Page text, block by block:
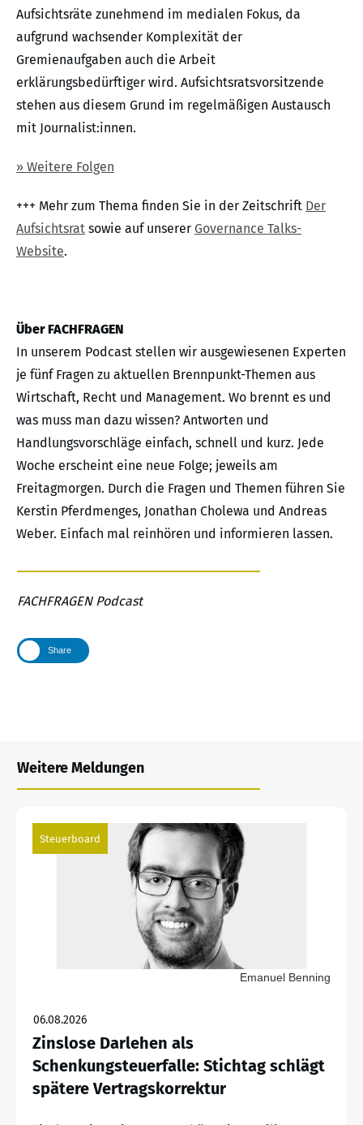
Aufsichtsräte zunehmend im medialen Fokus, da
aufgrund wachsender Komplexität der
Gremienaufgaben auch die Arbeit
erklärungsbedürftiger wird. Aufsichtsratsvorsitzende
stehen aus diesem Grund im regelmäßigen Austausch
mit Journalist:innen.
» Weitere Folgen
+++ Mehr zum Thema finden Sie in der Zeitschrift Der
Aufsichtsrat sowie auf unserer Governance Talks-
Website.
Über FACHFRAGEN
In unserem Podcast stellen wir ausgewiesenen Experten
je fünf Fragen zu aktuellen Brennpunkt-Themen aus
Wirtschaft, Recht und Management. Wo brennt es und
was muss man dazu wissen? Antworten und
Handlungsvorschläge einfach, schnell und kurz. Jede
Woche erscheint eine neue Folge; jeweils am
Freitagmorgen. Durch die Fragen und Themen führen Sie
Kerstin Pferdmenges, Jonathan Cholewa und Andreas
Weber. Einfach mal reinhören und informieren lassen.
FACHFRAGEN Podcast
Share
Weitere Meldungen
Steuerboard
Emanuel Benning
06.08.2026
Zinslose Darlehen als
Schenkungsteuerfalle: Stichtag schlägt
spätere Vertragskorrektur